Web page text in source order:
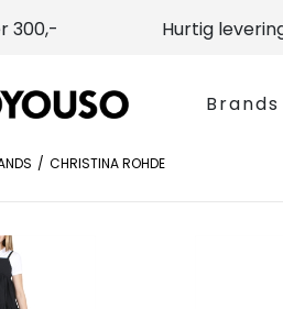
300,- Hurtig
Brands
CHRISTINA ROHDE